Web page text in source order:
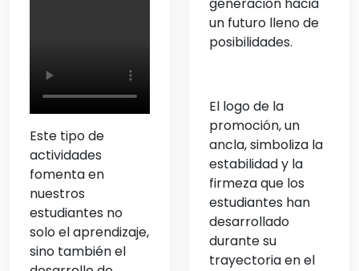
Este tipo de
actividades
fomenta en
nuestros
estudiantes no
solo el aprendizaje,
sino también el
un futuro lleno de
posibilidades.
El logo de la
promoción, un
ancla, simboliza la
estabilidad y la
firmeza que los
estudiantes han
desarrollado
durante su
trayectoria en el